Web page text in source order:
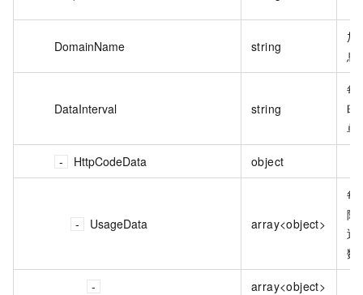
DomainName string
加
息
DataInterval string
每
时
单
HttpCodeData object
UsageData array<object>
每
隔
返
数
array<object>